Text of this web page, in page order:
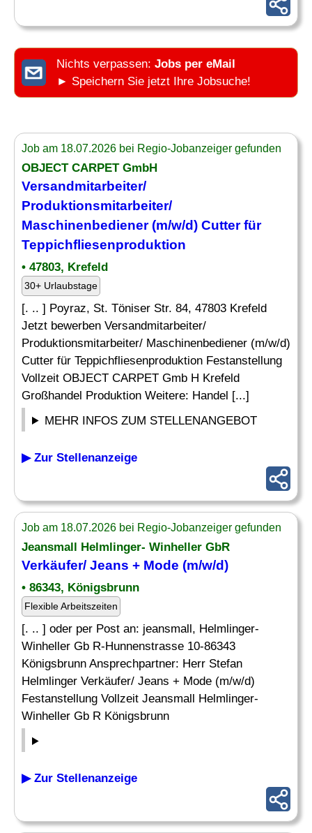
Nichts verpassen: Jobs per eMail
► Speichern Sie jetzt Ihre Jobsuche!
Job am 18.07.2026 bei Regio-Jobanzeiger gefunden
OBJECT CARPET GmbH
Versandmitarbeiter/
Produktionsmitarbeiter/
Maschinenbediener (m/w/d) Cutter für
Teppichfliesenproduktion
• 47803, Krefeld
30+ Urlaubstage
[. .. ] Poyraz, St. Töniser Str. 84, 47803 Krefeld
Jetzt bewerben Versandmitarbeiter/
Produktionsmitarbeiter/ Maschinenbediener (m/w/d)
Cutter für Teppichfliesenproduktion Festanstellung
Vollzeit OBJECT CARPET Gmb H Krefeld
Großhandel Produktion Weitere: Handel [...]
MEHR INFOS ZUM STELLENANGEBOT
▶ Zur Stellenanzeige
Job am 18.07.2026 bei Regio-Jobanzeiger gefunden
Jeansmall Helmlinger- Winheller GbR
Verkäufer/ Jeans + Mode (m/w/d)
• 86343, Königsbrunn
Flexible Arbeitszeiten
[. .. ] oder per Post an: jeansmall, Helmlinger-
Winheller Gb R-Hunnenstrasse 10-86343
Königsbrunn Ansprechpartner: Herr Stefan
Helmlinger Verkäufer/ Jeans + Mode (m/w/d)
Festanstellung Vollzeit Jeansmall Helmlinger-
Winheller Gb R Königsbrunn
▶ Zur Stellenanzeige